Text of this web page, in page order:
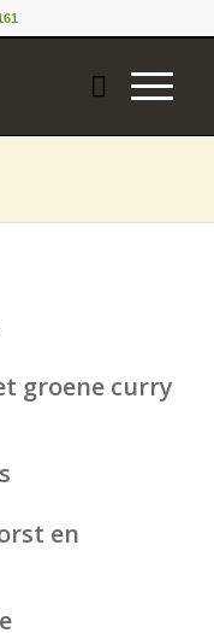
groene curry
en